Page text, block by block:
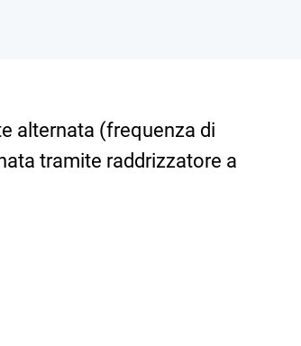
alternata (frequenza di
tramite raddrizzatore a